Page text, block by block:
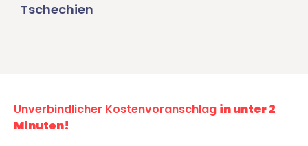
Tschechien
Unverbindlicher Kostenvoranschlag in unter 2
Minuten!